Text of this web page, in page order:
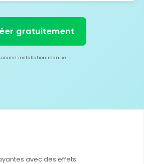
gratuitement
installation requise
avec des effets